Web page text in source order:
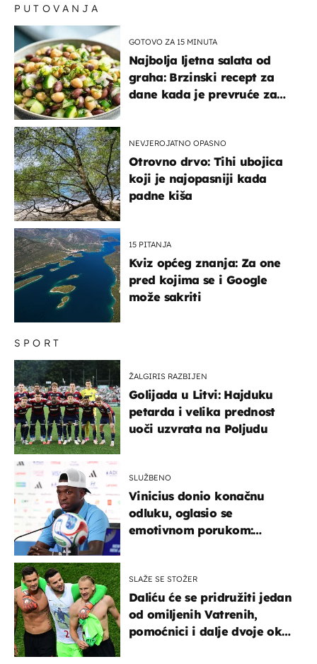
SPORT
ŽALGIRIS RAZBIJEN
Golijada u Litvi: Hajduku
petarda i velika prednost
uoči uzvrata na Poljudu
SLUŽBENO
Vinicius donio konačnu
odluku, oglasio se
emotivnom porukom:
SLAŽE SE STOŽER
Daliću će se pridružiti jedan
od omiljenih Vatrenih,
pomoćnici i dalje dvoje oko
PUTOVANJA
GOTOVO ZA 15 MINUTA
Najbolja ljetna salata od
graha: Brzinski recept za
dane kada je prevruće za
NEVJEROJATNO OPASNO
Otrovno drvo: Tihi ubojica
koji je najopasniji kada
padne kiša
15 PITANJA
Kviz općeg znanja: Za one
pred kojima se i Google
može sakriti